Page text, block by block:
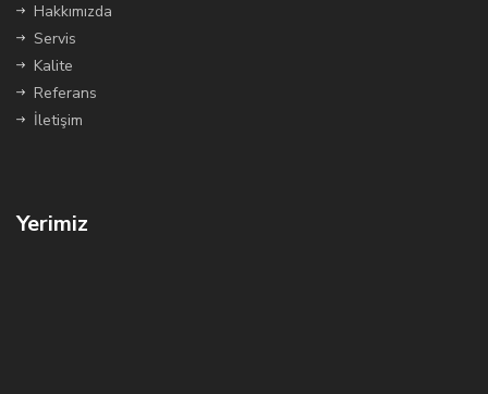
Hakkımızda
Servis
Kalite
Referans
İletişim
Yerimiz